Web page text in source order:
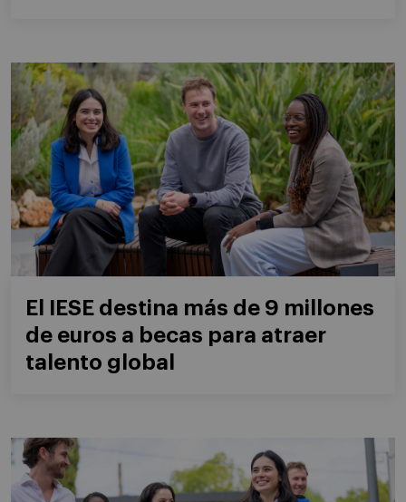
El IESE destina más de 9 millones
de euros a becas para atraer
talento global